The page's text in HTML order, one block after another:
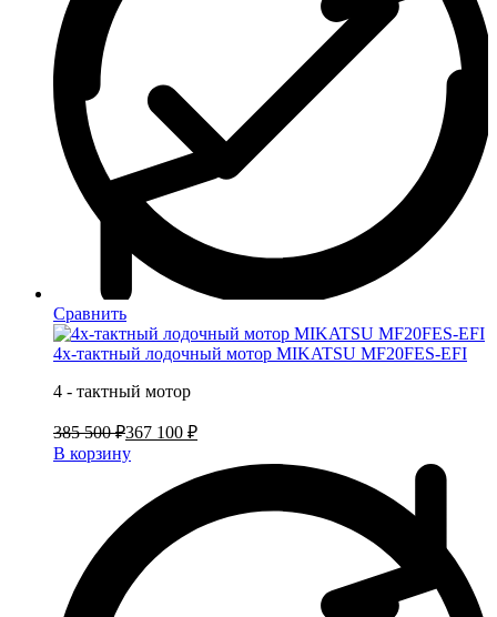
Сравнить
4х-тактный лодочный мотор MIKATSU MF20FES-EFI
4 - тактный мотор
385 500 ₽367 100 ₽
В корзину